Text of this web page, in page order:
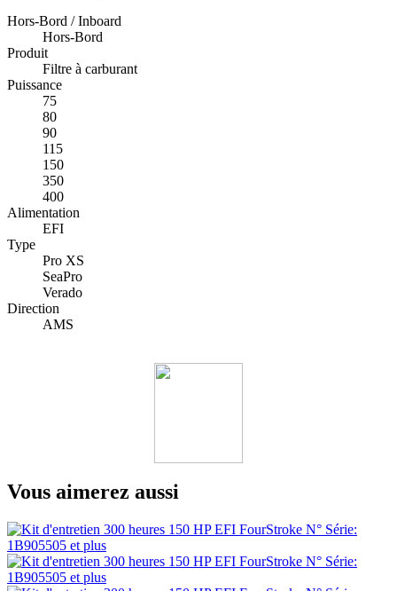
Hors-Bord / Inboard
Hors-Bord
Produit
Filtre à carburant
Puissance
75
80
90
115
150
350
400
Alimentation
EFI
Type
Pro XS
SeaPro
Verado
Direction
AMS
Vous aimerez aussi